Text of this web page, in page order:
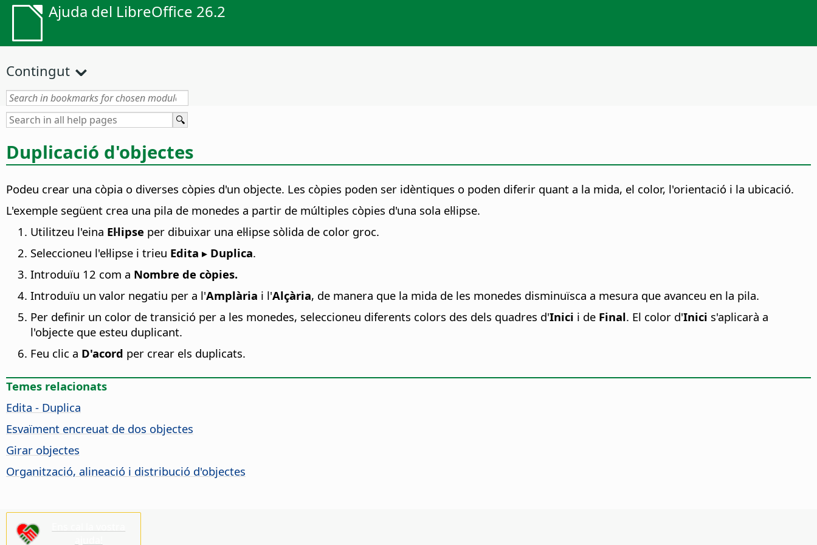
Ajuda del LibreOffice 26.2
Contingut
Duplicació d'objectes
Podeu crear una còpia o diverses còpies d'un objecte. Les còpies poden ser idèntiques o poden diferir quant a la mida, el color, l'orientació i la ubicació.
L'exemple següent crea una pila de monedes a partir de múltiples còpies d'una sola el·lipse.
Utilitzeu l'eina El·lipse per dibuixar una el·lipse sòlida de color groc.
Seleccioneu l'el·lipse i trieu Edita ▸ Duplica.
Introduïu 12 com a Nombre de còpies.
Introduïu un valor negatiu per a l'Amplària i l'Alçària, de manera que la mida de les monedes disminuïsca a mesura que avanceu en la pila.
Per definir un color de transició per a les monedes, seleccioneu diferents colors des dels quadres d'Inici i de Final. El color d'Inici s'aplicarà a
l'objecte que esteu duplicant.
Feu clic a D'acord per crear els duplicats.
Temes relacionats
Edita - Duplica
Esvaïment encreuat de dos objectes
Girar objectes
Organització, alineació i distribució d'objectes